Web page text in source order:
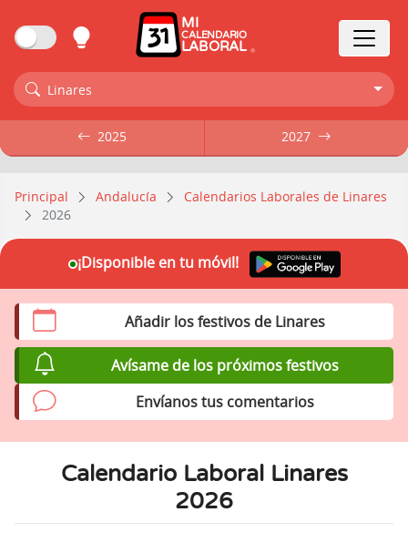
MI
CALENDARIO
LABORAL
Linares
Principal Andalucía
Calendarios Laborales de Linares
2026
Calendario Laboral Linares
2026
2025 2027
2025 2027
Añadir los festivos de Linares
Avísame de los próximos festivos
Envíanos tus comentarios
¡Disponible en tu móvil!